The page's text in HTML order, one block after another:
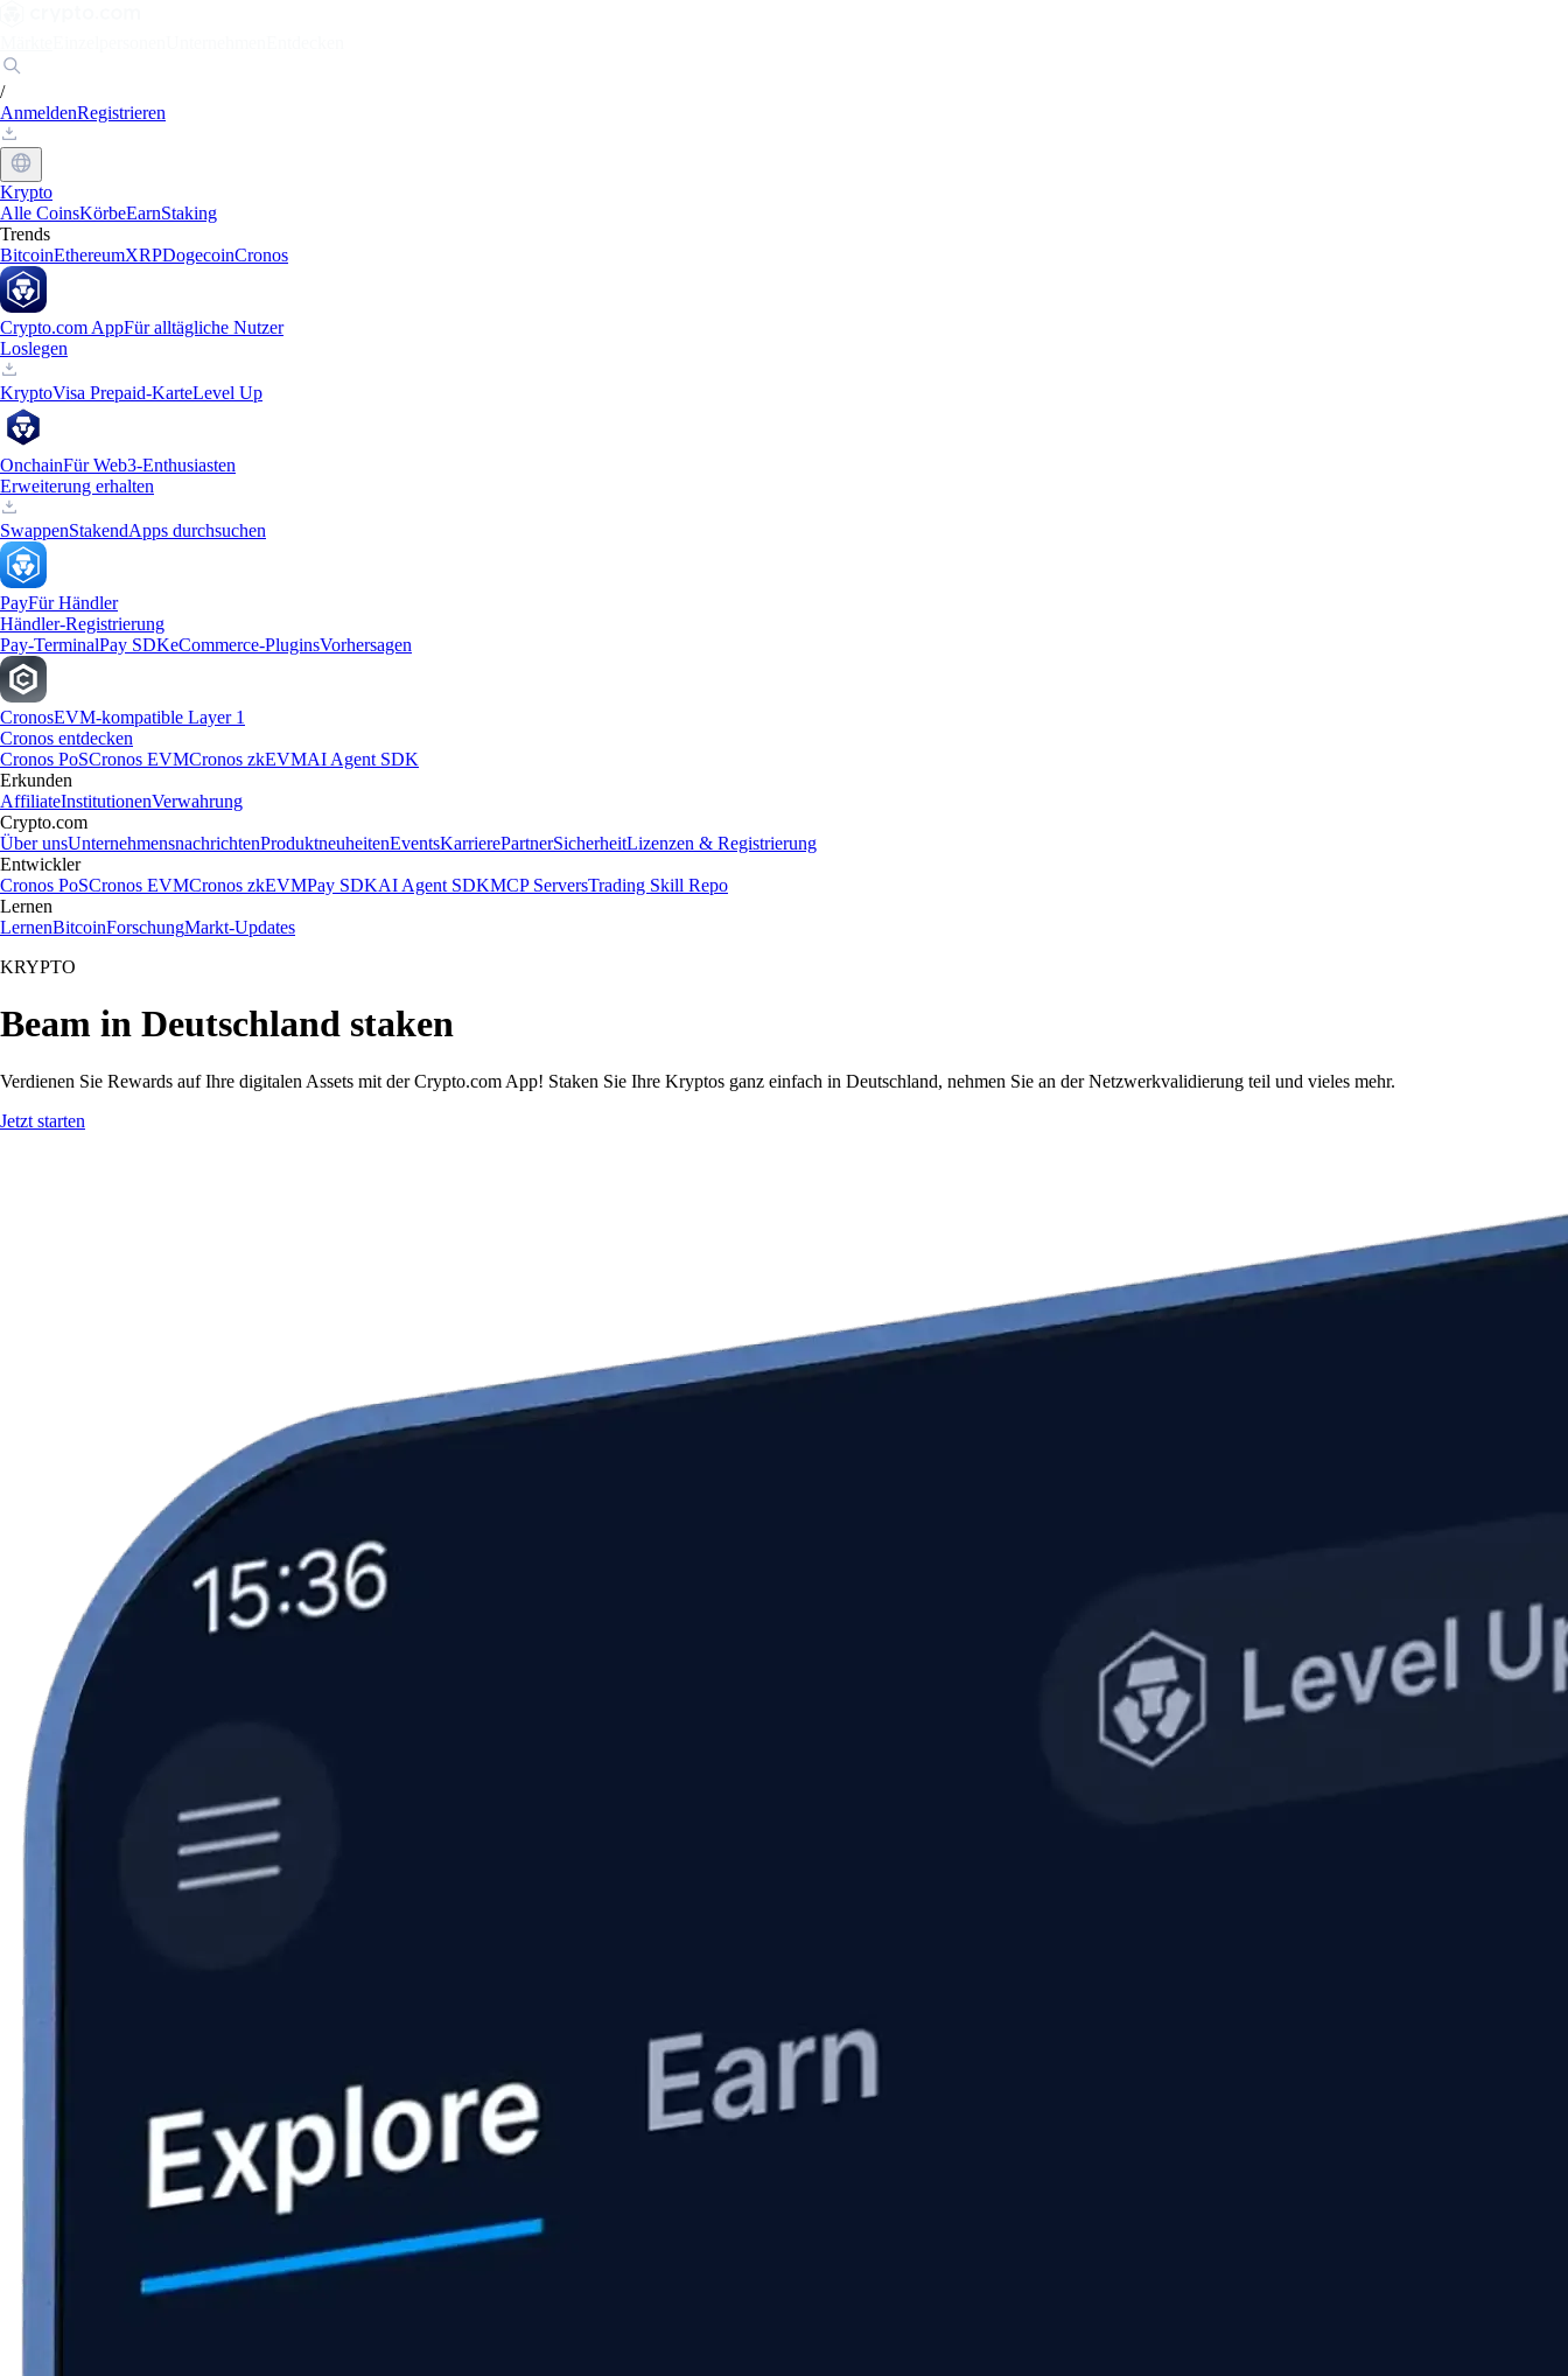
/
AnmeldenRegistrieren
Krypto
Alle CoinsKörbeEarnStaking
Trends
BitcoinEthereumXRPDogecoinCronos
Crypto.com AppFür alltägliche Nutzer
Loslegen
KryptoVisa Prepaid-KarteLevel Up
OnchainFür Web3-Enthusiasten
Erweiterung erhalten
SwappenStakendApps durchsuchen
PayFür Händler
Händler-Registrierung
Pay-TerminalPay SDKeCommerce-PluginsVorhersagen
CronosEVM-kompatible Layer 1
Cronos entdecken
Cronos PoSCronos EVMCronos zkEVMAI Agent SDK
Erkunden
AffiliateInstitutionenVerwahrung
Crypto.com
Über unsUnternehmensnachrichtenProduktneuheitenEventsKarrierePartnerSicherheitLizenzen & Registrierung
Entwickler
Cronos PoSCronos EVMCronos zkEVMPay SDKAI Agent SDKMCP ServersTrading Skill Repo
Lernen
LernenBitcoinForschungMarkt-Updates
KRYPTO
Beam in Deutschland staken
Verdienen Sie Rewards auf Ihre digitalen Assets mit der Crypto.com App! Staken Sie Ihre Kryptos ganz einfach in Deutschland, nehmen Sie an der Netzwerkvalidierung teil und vieles mehr.
Jetzt starten